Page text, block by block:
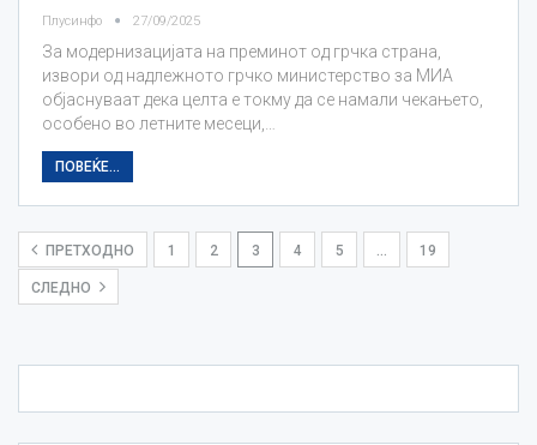
Плусинфо 27/09/2025
За модернизацијата на преминот од грчка страна,
извори од надлежното грчко министерство за МИА
објаснуваат дека целта е токму да се намали чекањето,
особено во летните месеци,…
ПОВЕЌЕ...
ПРЕТХОДНО 1 2 3 4 5 19
СЛЕДНО